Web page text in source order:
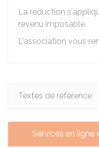
La réduction
revenu imposable.
L'association vous
Textes de référence
Services en ligne